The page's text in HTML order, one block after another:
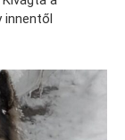
innentől